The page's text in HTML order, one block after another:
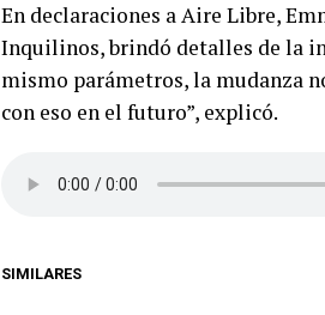
En declaraciones a Aire Libre,
Inquilinos, brindó detalles de la
mismo parámetros, la mudanza
con eso en el futuro”, explicó.
SIMILARES